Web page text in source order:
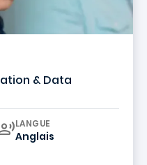
& Data
Curriculum
LANGUE
Anglais